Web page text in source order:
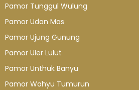
Pamor Tunggul Wulung
Pamor Udan Mas
Pamor Ujung Gunung
Pamor Uler Lulut
Pamor Unthuk Banyu
Pamor Wahyu Tumurun